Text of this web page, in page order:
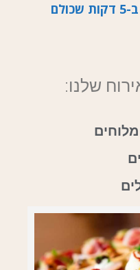
עוגת קינמון ואגוזים ב-5 דקות שכולם
שלנו: